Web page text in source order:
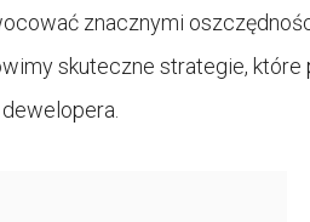
znacznymi
skuteczne strategie,